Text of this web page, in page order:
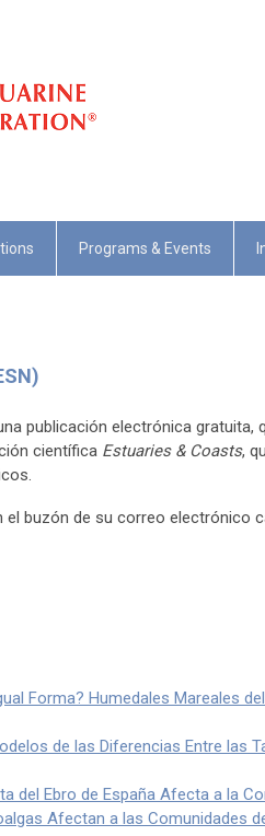
Programs & Events
publicación electrónica gratuita,
científica Estuaries & Coasts,
buzón de su correo electrónico
Forma? Humedales Mareales
de las Diferencias Entre las
del Ebro de España Afecta a la
Afectan a las Comunidades